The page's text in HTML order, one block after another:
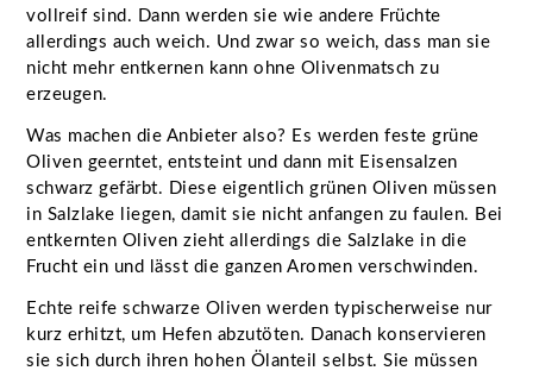
vollreif sind. Dann werden sie wie andere Früchte
allerdings auch weich. Und zwar so weich, dass man sie
nicht mehr entkernen kann ohne Olivenmatsch zu
erzeugen.
Was machen die Anbieter also? Es werden feste grüne
Oliven geerntet, entsteint und dann mit Eisensalzen
schwarz gefärbt. Diese eigentlich grünen Oliven müssen
in Salzlake liegen, damit sie nicht anfangen zu faulen. Bei
entkernten Oliven zieht allerdings die Salzlake in die
Frucht ein und lässt die ganzen Aromen verschwinden.
Echte reife schwarze Oliven werden typischerweise nur
kurz erhitzt, um Hefen abzutöten. Danach konservieren
sie sich durch ihren hohen Ölanteil selbst. Sie müssen